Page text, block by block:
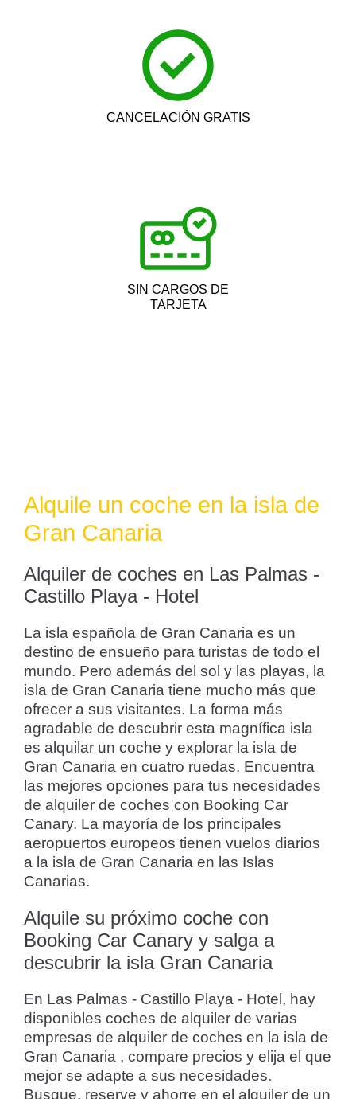
CANCELACIÓN GRATIS
SIN CARGOS DE
TARJETA
Alquile un coche en la isla de
Gran Canaria
Alquiler de coches en Las Palmas -
Castillo Playa - Hotel
La isla española de Gran Canaria es un
destino de ensueño para turistas de todo el
mundo. Pero además del sol y las playas, la
isla de Gran Canaria tiene mucho más que
ofrecer a sus visitantes. La forma más
agradable de descubrir esta magnífica isla
es alquilar un coche y explorar la isla de
Gran Canaria en cuatro ruedas. Encuentra
las mejores opciones para tus necesidades
de alquiler de coches con Booking Car
Canary. La mayoría de los principales
aeropuertos europeos tienen vuelos diarios
a la isla de Gran Canaria en las Islas
Canarias.
Alquile su próximo coche con
Booking Car Canary y salga a
descubrir la isla Gran Canaria
En Las Palmas - Castillo Playa - Hotel, hay
disponibles coches de alquiler de varias
empresas de alquiler de coches en la isla de
Gran Canaria , compare precios y elija el que
mejor se adapte a sus necesidades.
Busque, reserve y ahorre en el alquiler de un